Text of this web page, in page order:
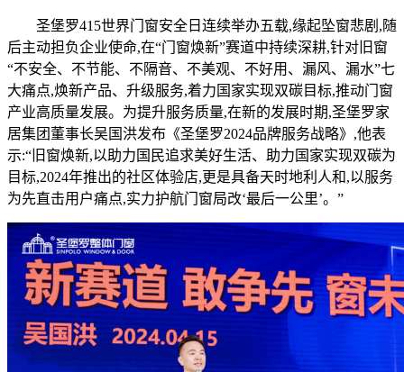
圣堡罗415世界门窗安全日连续举办五载,缘起坠窗悲剧,随
后主动担负企业使命,在“门窗焕新”赛道中持续深耕,针对旧窗
“不安全、不节能、不隔音、不美观、不好用、漏风、漏水”七
大痛点,焕新产品、升级服务,着力国家实现双碳目标,推动门窗
产业高质量发展。为提升服务质量,在新的发展时期,圣堡罗家
居集团董事长吴国洪发布《圣堡罗2024品牌服务战略》,他表
示:“旧窗焕新,以助力国民追求美好生活、助力国家实现双碳为
目标,2024年推出的社区体验店,更是具备天时地利人和,以服务
为先直击用户痛点,实力护航门窗局改‘最后一公里’。”